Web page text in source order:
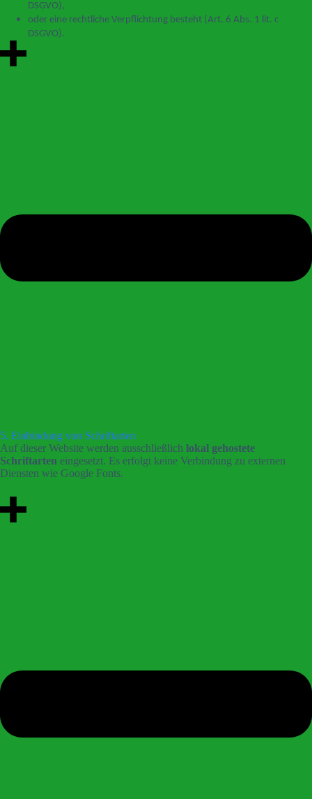
DSGVO),
oder eine rechtliche Verpflichtung besteht (Art. 6 Abs. 1 lit. c
DSGVO).
5. Einbindung von Schriftarten
Auf dieser Website werden ausschließlich lokal gehostete
Schriftarten eingesetzt. Es erfolgt keine Verbindung zu externen
Diensten wie Google Fonts.